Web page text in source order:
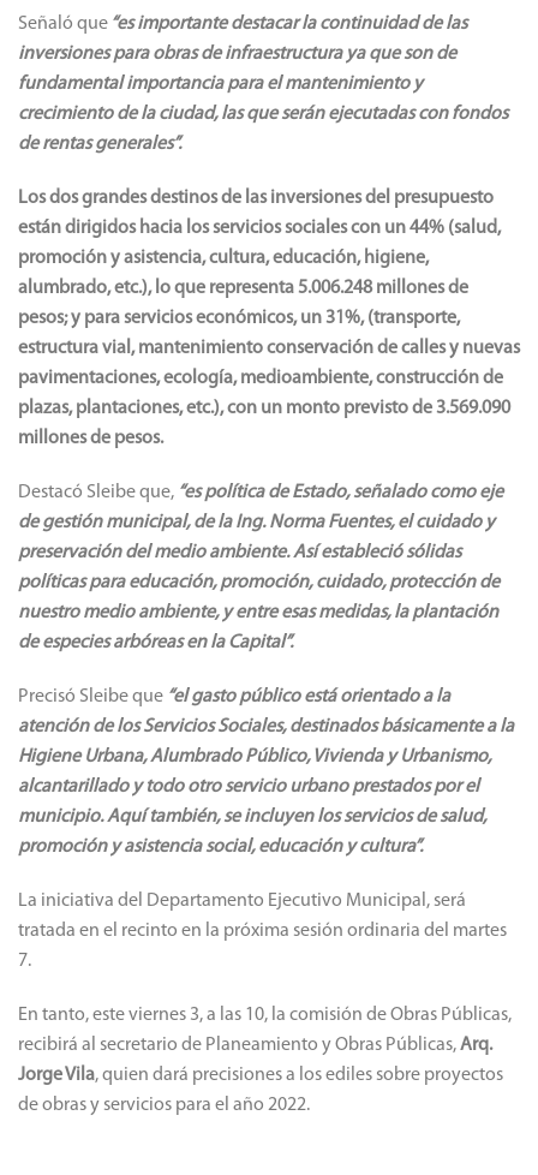
Señaló que “es importante destacar la continuidad de las
inversiones para obras de infraestructura ya que son de
fundamental importancia para el mantenimiento y
crecimiento de la ciudad, las que serán ejecutadas con fondos
de rentas generales”.
Los dos grandes destinos de las inversiones del presupuesto
están dirigidos hacia los servicios sociales con un 44% (salud,
promoción y asistencia, cultura, educación, higiene,
alumbrado, etc.), lo que representa 5.006.248 millones de
pesos; y para servicios económicos, un 31%, (transporte,
estructura vial, mantenimiento conservación de calles y nuevas
pavimentaciones, ecología, medioambiente, construcción de
plazas, plantaciones, etc.), con un monto previsto de 3.569.090
millones de pesos.
Destacó Sleibe que, “es política de Estado, señalado como eje
de gestión municipal, de la Ing. Norma Fuentes, el cuidado y
preservación del medio ambiente. Así estableció sólidas
políticas para educación, promoción, cuidado, protección de
nuestro medio ambiente, y entre esas medidas, la plantación
de especies arbóreas en la Capital”.
Precisó Sleibe que “el gasto público está orientado a la
atención de los Servicios Sociales, destinados básicamente a la
Higiene Urbana, Alumbrado Público, Vivienda y Urbanismo,
alcantarillado y todo otro servicio urbano prestados por el
municipio. Aquí también, se incluyen los servicios de salud,
promoción y asistencia social, educación y cultura”.
La iniciativa del Departamento Ejecutivo Municipal, será
tratada en el recinto en la próxima sesión ordinaria del martes
7.
En tanto, este viernes 3, a las 10, la comisión de Obras Públicas,
recibirá al secretario de Planeamiento y Obras Públicas,Arq.
Jorge Vila, quien dará precisiones a los ediles sobre proyectos
de obras y servicios para el año 2022.